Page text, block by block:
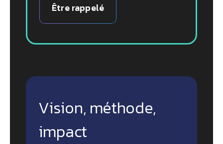
Être rappelé
Vision, méthode,
impact